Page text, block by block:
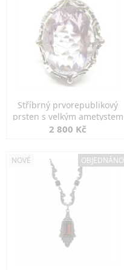
Stříbrný prvorepublikový
prsten s velkým ametystem
2 800 Kč
NOVÉ OBJEDNÁNO